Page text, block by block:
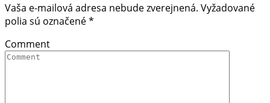
Vaša e-mailová adresa nebude zverejnená. Vyžadované
polia sú označené*
Comment